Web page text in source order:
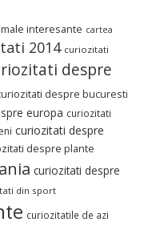
interesante cartea
2014 curiozitati
despre
despre bucuresti
europa curiozitati
curiozitati despre
despre plante
curiozitati despre
din sport
curiozitatile de azi